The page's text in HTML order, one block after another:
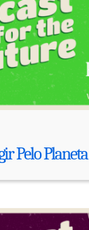
Pelo Planeta